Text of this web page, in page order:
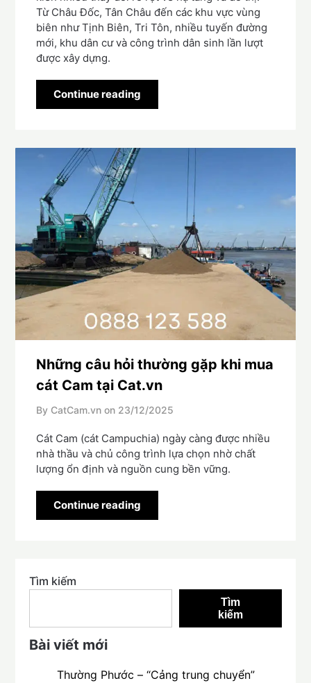
Từ Châu Đốc, Tân Châu đến các khu vực vùng
biên như Tịnh Biên, Tri Tôn, nhiều tuyến đường
mới, khu dân cư và công trình dân sinh lần lượt
được xây dựng.
Continue reading
Những câu hỏi thường gặp khi mua
cát Cam tại Cat.vn
By CatCam.vn on 23/12/2025
Cát Cam (cát Campuchia) ngày càng được nhiều
nhà thầu và chủ công trình lựa chọn nhờ chất
lượng ổn định và nguồn cung bền vững.
Continue reading
Tìm kiếm
Tìm
kiếm
Bài viết mới
Thường Phước – “Cảng trung chuyển”